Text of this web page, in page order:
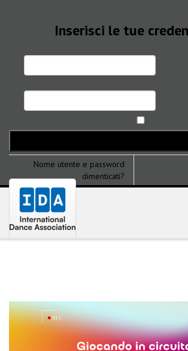
Inserisci le tue
Nome utente e password
dimenticati?